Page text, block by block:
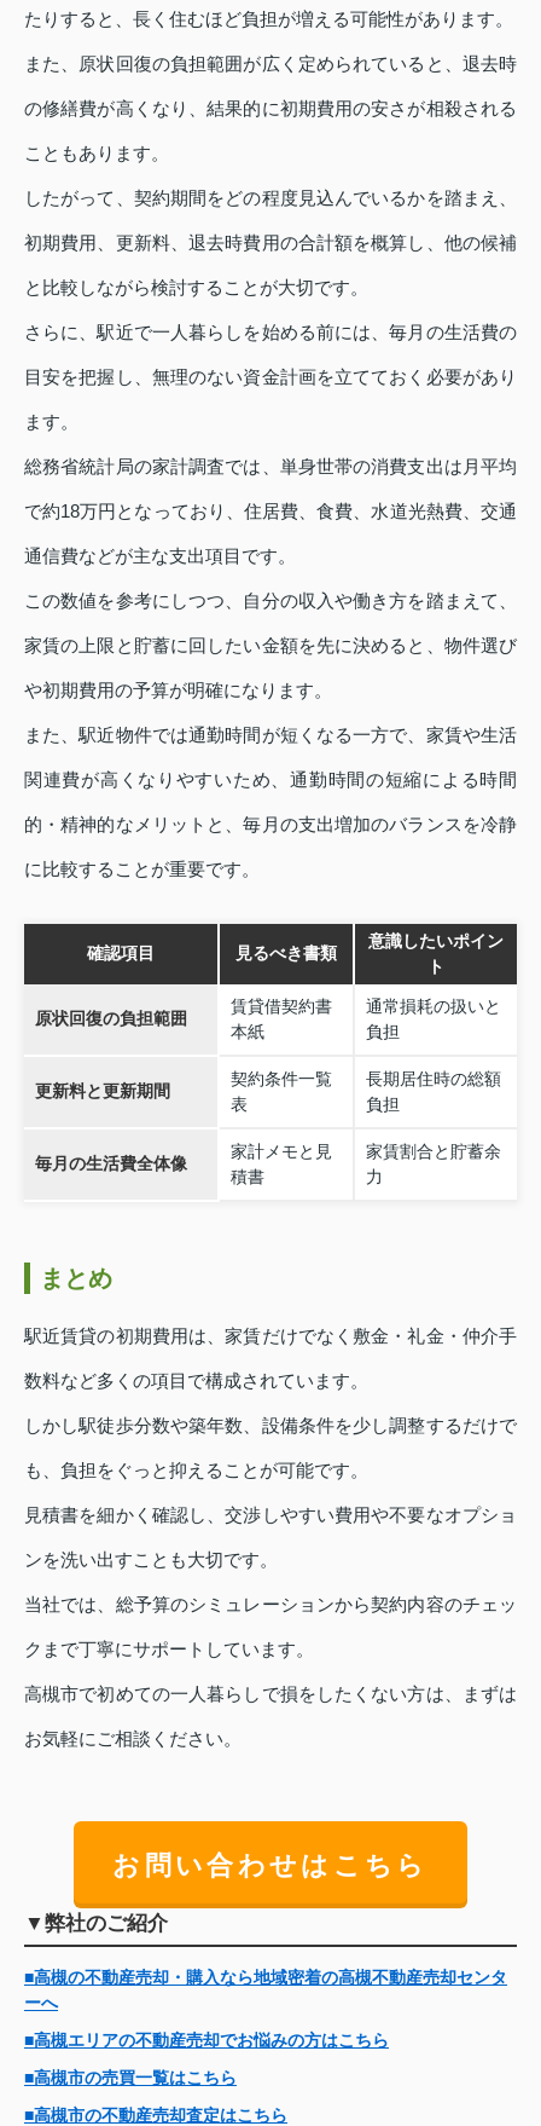
たりすると、長く住むほど負担が増える可能性があります。
また、原状回復の負担範囲が広く定められていると、退去時
の修繕費が高くなり、結果的に初期費用の安さが相殺される
こともあります。
したがって、契約期間をどの程度見込んでいるかを踏まえ、
初期費用、更新料、退去時費用の合計額を概算し、他の候補
と比較しながら検討することが大切です。
さらに、駅近で一人暮らしを始める前には、毎月の生活費の
目安を把握し、無理のない資金計画を立てておく必要があり
ます。
総務省統計局の家計調査では、単身世帯の消費支出は月平均
で約18万円となっており、住居費、食費、水道光熱費、交通
通信費などが主な支出項目です。
この数値を参考にしつつ、自分の収入や働き方を踏まえて、
家賃の上限と貯蓄に回したい金額を先に決めると、物件選び
や初期費用の予算が明確になります。
また、駅近物件では通勤時間が短くなる一方で、家賃や生活
関連費が高くなりやすいため、通勤時間の短縮による時間
的・精神的なメリットと、毎月の支出増加のバランスを冷静
に比較することが重要です。
確認項目 見るべき書類
意識したいポイン
ト
原状回復の負担範囲
賃貸借契約書
本紙
通常損耗の扱いと
負担
更新料と更新期間
契約条件一覧
表
長期居住時の総額
負担
毎月の生活費全体像
家計メモと見
積書
家賃割合と貯蓄余
力
まとめ
駅近賃貸の初期費用は、家賃だけでなく敷金・礼金・仲介手
数料など多くの項目で構成されています。
しかし駅徒歩分数や築年数、設備条件を少し調整するだけで
も、負担をぐっと抑えることが可能です。
見積書を細かく確認し、交渉しやすい費用や不要なオプショ
ンを洗い出すことも大切です。
当社では、総予算のシミュレーションから契約内容のチェッ
クまで丁寧にサポートしています。
高槻市で初めての一人暮らしで損をしたくない方は、まずは
お気軽にご相談ください。
お問い合わせはこちら
▼弊社のご紹介
■高槻の不動産売却・購入なら地域密着の高槻不動産売却センタ
ーへ
■高槻エリアの不動産売却でお悩みの方はこちら
■高槻市の売買一覧はこちら
■高槻市の不動産売却査定はこちら